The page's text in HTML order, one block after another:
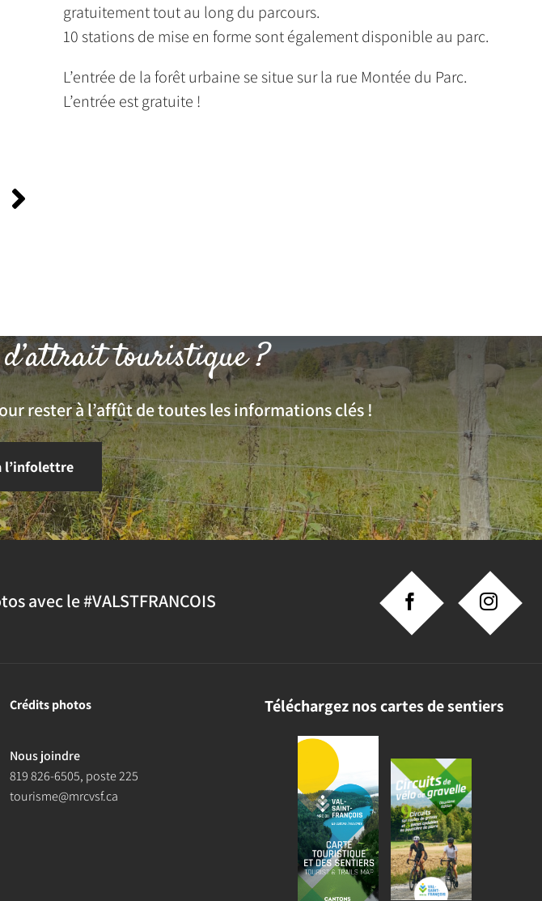
gratuitement tout au long du parcours.
10 stations de mise en forme sont également disponible au parc.
L’entrée de la forêt urbaine se situe sur la rue Montée du Parc.
L’entrée est gratuite !
touristique ?
rester à l’affût de toutes les informations clés !
l’infolettre
avec le #VALSTFRANCOIS
Crédits photos
Nous joindre
819 826-6505, poste 225
tourisme@mrcvsf.ca
Téléchargez nos cartes de sentiers